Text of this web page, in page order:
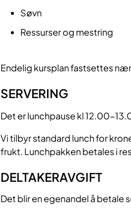
Søvn
Ressurser og mestring
Endelig kursplan fastsettes
SERVERING
Det er lunchpause kl 12.00-
Vi tilbyr standard lunch for
frukt. Lunchpakken betales i
DELTAKERAVGIFT
Det blir en egenandel å betale